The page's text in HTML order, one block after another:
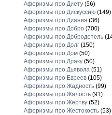
Афоризмы про Диету(56)
Афоризмы про Дискуссию(149)
Афоризмы про Дияния (36)
Афоризмы про Добро(700)
Афоризмы про Добродетель
Афоризмы про Долг(150)
Афоризмы про Дом(50)
Афоризмы про Драку(50)
Афоризмы про Дьявола(51)
Афоризмы про Евреев(105)
Афоризмы про Жадность(99)
Афоризмы про Жалость(91)
Афоризмы про Жертву(52)
Афоризмы про Жестокость(53)